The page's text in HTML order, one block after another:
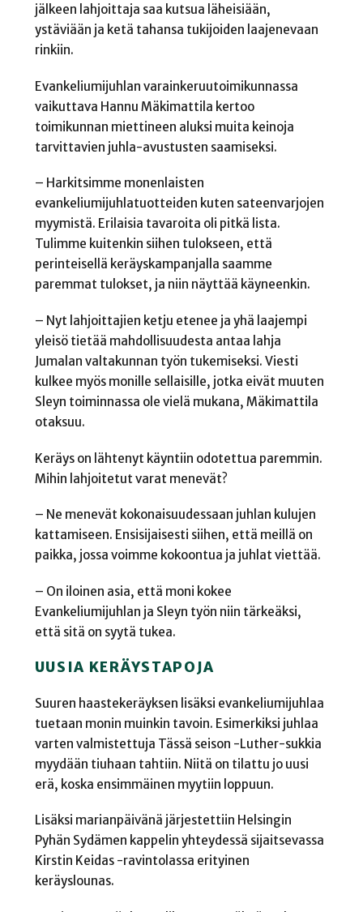
jälkeen lahjoittaja saa kutsua läheisiään,
ystäviään ja ketä tahansa tukijoiden laajenevaan
rinkiin.
Evankeliumijuhlan varainkeruutoimikunnassa
vaikuttava Hannu Mäkimattila kertoo
toimikunnan miettineen aluksi muita keinoja
tarvittavien juhla-avustusten saamiseksi.
– Harkitsimme monenlaisten
evankeliumijuhlatuotteiden kuten sateenvarjojen
myymistä. Erilaisia tavaroita oli pitkä lista.
Tulimme kuitenkin siihen tulokseen, että
perinteisellä keräyskampanjalla saamme
paremmat tulokset, ja niin näyttää käyneenkin.
– Nyt lahjoittajien ketju etenee ja yhä laajempi
yleisö tietää mahdollisuudesta antaa lahja
Jumalan valtakunnan työn tukemiseksi. Viesti
kulkee myös monille sellaisille, jotka eivät muuten
Sleyn toiminnassa ole vielä mukana, Mäkimattila
otaksuu.
Keräys on lähtenyt käyntiin odotettua paremmin.
Mihin lahjoitetut varat menevät?
– Ne menevät kokonaisuudessaan juhlan kulujen
kattamiseen. Ensisijaisesti siihen, että meillä on
paikka, jossa voimme kokoontua ja juhlat viettää.
– On iloinen asia, että moni kokee
Evankeliumijuhlan ja Sleyn työn niin tärkeäksi,
että sitä on syytä tukea.
UUSIA KERÄYSTAPOJA
Suuren haastekeräyksen lisäksi evankeliumijuhlaa
tuetaan monin muinkin tavoin. Esimerkiksi juhlaa
varten valmistettuja Tässä seison -Luther-sukkia
myydään tiuhaan tahtiin. Niitä on tilattu jo uusi
erä, koska ensimmäinen myytiin loppuun.
Lisäksi marianpäivänä järjestettiin Helsingin
Pyhän Sydämen kappelin yhteydessä sijaitsevassa
Kirstin Keidas -ravintolassa erityinen
keräyslounas.